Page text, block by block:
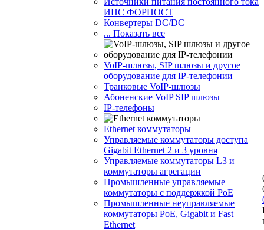
ИПС ФОРПОСТ
Конвертеры DC/DC
... Показать все
VoIP-шлюзы, SIP шлюзы и другое
оборудование для IP-телефонии
Транковые VoIP-шлюзы
Абоненские VoIP SIP шлюзы
IP-телефоны
Ethernet коммутаторы
Управляемые коммутаторы доступа
Gigabit Ethernet 2 и 3 уровня
Управляемые коммутаторы L3 и
коммутаторы агрегации
Промышленные управляемые
коммутаторы с поддержкой PoE
Промышленные неуправляемые
коммутаторы PoE, Gigabit и Fast
Ethernet